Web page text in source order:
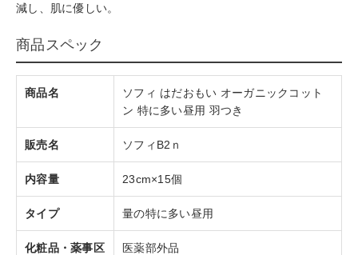
減し、肌に優しい。
商品スペック
商品名
ソフィ はだおもい オーガニックコット
ン 特に多い昼用 羽つき
販売名 ソフィB2ｎ
内容量 23cm×15個
タイプ 量の特に多い昼用
化粧品・薬事区
医薬部外品